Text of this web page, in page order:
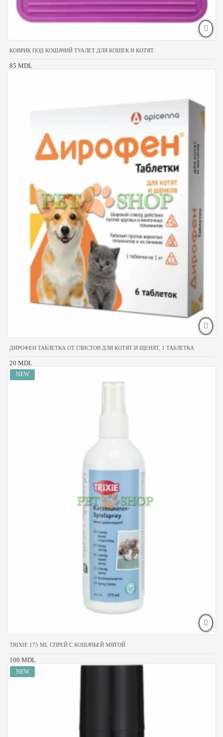
КОВРИК ПОД КОШАЧИЙ ТУАЛЕТ ДЛЯ КОШЕК И КОТЯТ
85 MDL
ДИРОФЕН ТАБЛЕТКА ОТ ГЛИСТОВ ДЛЯ КОТЯТ И ЩЕНЯТ, 1 ТАБЛЕТКА
20 MDL
TRIXIE 175 ML СПРЕЙ С КОШАЧЬЕЙ МЯТОЙ
100 MDL